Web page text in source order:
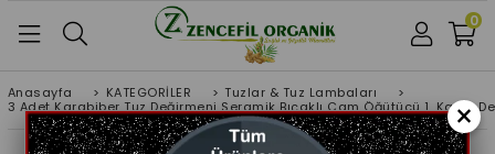
0
Anasayfa > KATEGORİLER > Tuzlar & Tuz Lambaları
>
3 Adet Karabiber Tuz Değirmeni Seramik Bıçaklı Cam Öğütücü 1. Kalite
×